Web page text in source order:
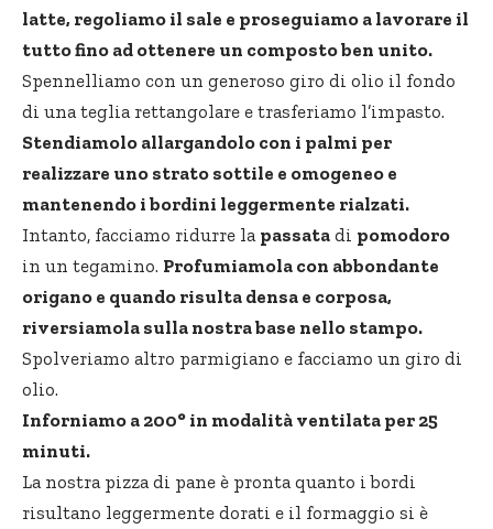
latte, regoliamo il sale e proseguiamo a lavorare il
tutto fino ad ottenere un composto ben unito.
Spennelliamo con un generoso giro di olio il fondo
di una teglia rettangolare e trasferiamo l’impasto.
Stendiamolo allargandolo con i palmi per
realizzare uno strato sottile e omogeneo e
mantenendo i bordini leggermente rialzati.
Intanto, facciamo ridurre la passata di pomodoro
in un tegamino. Profumiamola con abbondante
origano e quando risulta densa e corposa,
riversiamola sulla nostra base nello stampo.
Spolveriamo altro parmigiano e facciamo un giro di
olio.
Inforniamo a 200° in modalità ventilata per 25
minuti.
La nostra pizza di pane è pronta quanto i bordi
risultano leggermente dorati e il formaggio si è